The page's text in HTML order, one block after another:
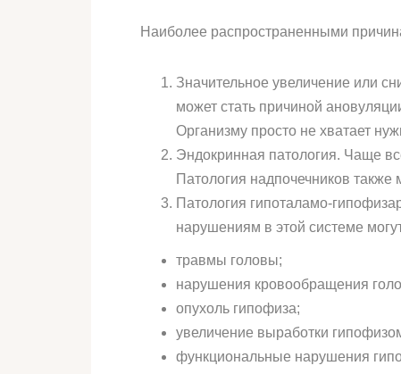
Наиболее распространенными
Значительное увеличение или
может стать причиной
Организму просто не хватает
Эндокринная патология. Чаще
Патология надпочечников также
Патология гипоталамо-
нарушениям в этой системе
травмы головы;
нарушения кровообращения
опухоль гипофиза;
увеличение выработки
функциональные нарушения